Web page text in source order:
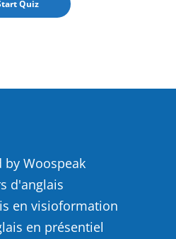
by Woospeak
d'anglais
en visioformation
en présentiel